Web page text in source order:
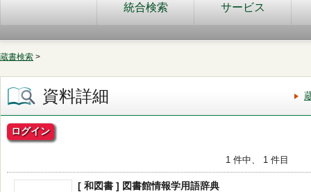
統合検索
サービス
蔵書検索 >
資料詳細
ログイン
1 件中、 1 件目
[ 和図書 ] 図書館情報学用語辞典